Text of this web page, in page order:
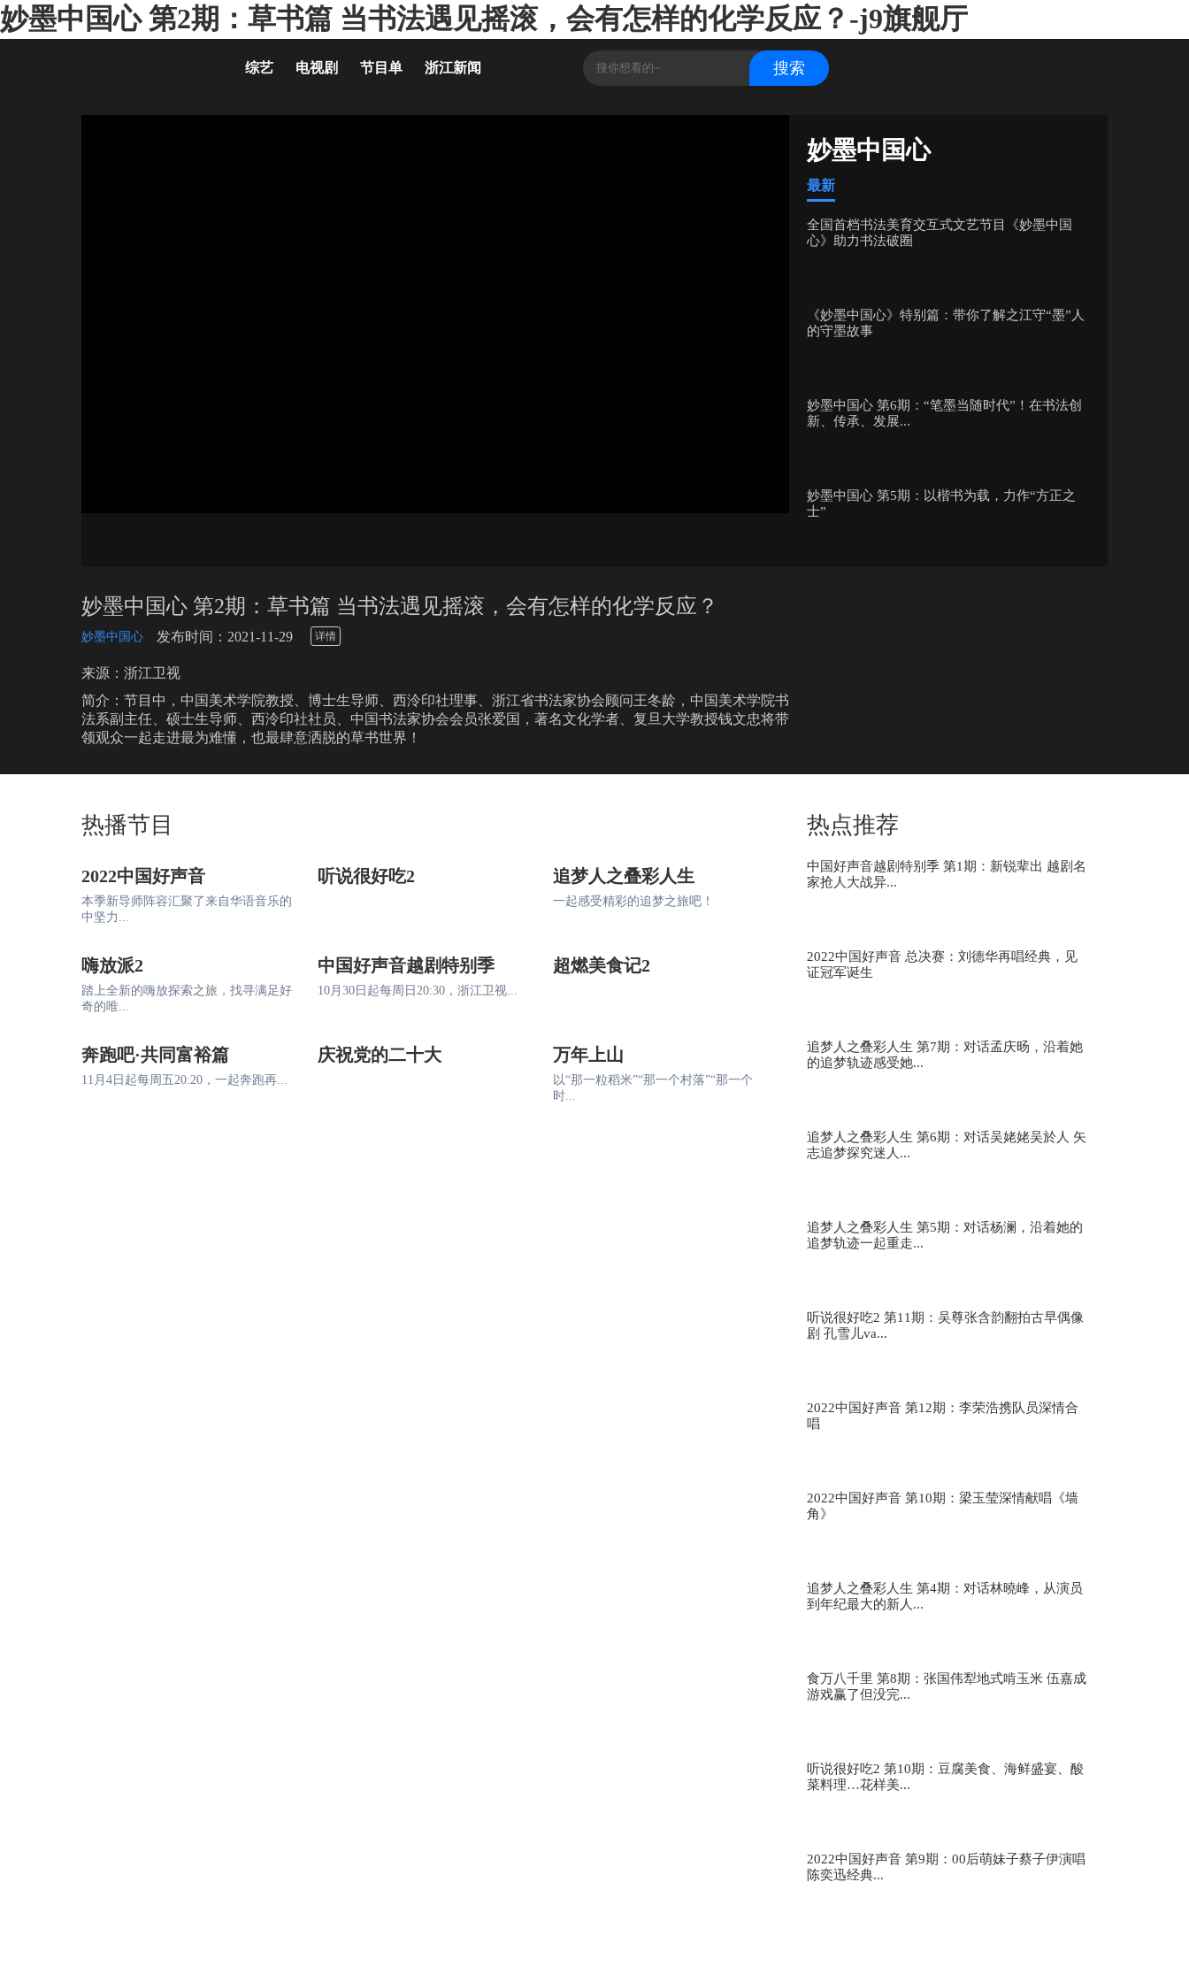
妙墨中国心 第2期：草书篇 当书法遇见摇滚，会有怎样的化学反应？-j9旗舰厅
综艺 电视剧 节目单 浙江新闻
妙墨中国心 第2期：草书篇 当书法遇见摇滚，会有怎样的化学反应？
妙墨中国心 发布时间：2021-11-29 详情
来源：浙江卫视
简介：节目中，中国美术学院教授、博士生导师、西泠印社理事、浙江省书法家协会顾问王冬龄，中国美术学院书
法系副主任、硕士生导师、西泠印社社员、中国书法家协会会员张爱国，著名文化学者、复旦大学教授钱文忠将带
领观众一起走进最为难懂，也最肆意洒脱的草书世界！
妙墨中国心
最新
全国首档书法美育交互式文艺节目《妙墨中国
心》助力书法破圈
《妙墨中国心》特别篇：带你了解之江守“墨”人
的守墨故事
妙墨中国心 第6期：“笔墨当随时代”！在书法创
新、传承、发展...
妙墨中国心 第5期：以楷书为载，力作“方正之
士”
妙墨中国心 第1期：首播：名家墨客为你“解
墨”，实力演员“活...
热播节目
2022中国好声音
本季新导师阵容汇聚了来自华语音乐的
中坚力...
听说很好吃2 追梦人之叠彩人生
一起感受精彩的追梦之旅吧！
嗨放派2
踏上全新的嗨放探索之旅，找寻满足好
奇的唯...
中国好声音越剧特别季
10月30日起每周日20:30，浙江卫视...
超燃美食记2
奔跑吧·共同富裕篇
11月4日起每周五20:20，一起奔跑再...
庆祝党的二十大 万年上山
以“那一粒稻米”“那一个村落”“那一个
时...
热点推荐
中国好声音越剧特别季 第1期：新锐辈出 越剧名
家抢人大战异...
2022中国好声音 总决赛：刘德华再唱经典，见
证冠军诞生
追梦人之叠彩人生 第7期：对话孟庆旸，沿着她
的追梦轨迹感受她...
追梦人之叠彩人生 第6期：对话吴姥姥吴於人 矢
志追梦探究迷人...
追梦人之叠彩人生 第5期：对话杨澜，沿着她的
追梦轨迹一起重走...
听说很好吃2 第11期：吴尊张含韵翻拍古早偶像
剧 孔雪儿va...
2022中国好声音 第12期：李荣浩携队员深情合
唱
2022中国好声音 第10期：梁玉莹深情献唱《墙
角》
追梦人之叠彩人生 第4期：对话林曉峰，从演员
到年纪最大的新人...
食万八千里 第8期：张国伟犁地式啃玉米 伍嘉成
游戏赢了但没完...
听说很好吃2 第10期：豆腐美食、海鲜盛宴、酸
菜料理…花样美...
2022中国好声音 第9期：00后萌妹子蔡子伊演唱
陈奕迅经典...